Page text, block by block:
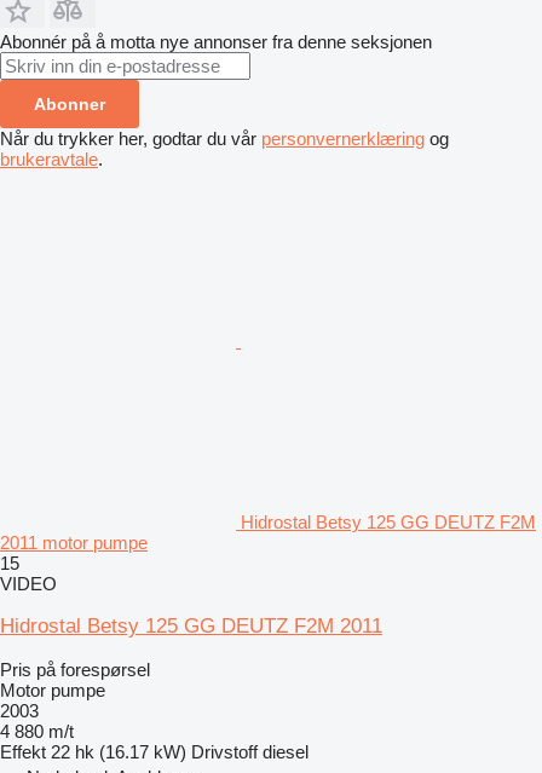
Abonnér på å motta nye annonser fra denne seksjonen
Abonner
Når du trykker her, godtar du vår personvernerklæring og
brukeravtale.
Hidrostal Betsy 125 GG DEUTZ F2M
2011 motor pumpe
15
VIDEO
Hidrostal Betsy 125 GG DEUTZ F2M 2011
Pris på forespørsel
Motor pumpe
2003
4 880 m/t
Effekt 22 hk (16.17 kW) Drivstoff diesel